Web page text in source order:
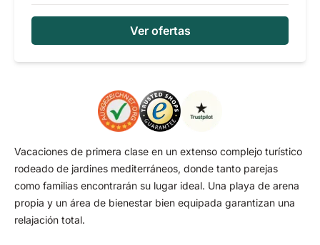
Ver ofertas
Vacaciones de primera clase en un extenso complejo turístico
rodeado de jardines mediterráneos, donde tanto parejas
como familias encontrarán su lugar ideal. Una playa de arena
propia y un área de bienestar bien equipada garantizan una
relajación total.